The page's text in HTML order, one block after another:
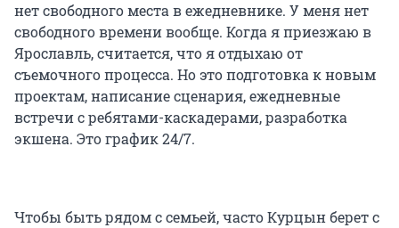
нет свободного места в ежедневнике. У меня нет
свободного времени вообще. Когда я приезжаю в
Ярославль, считается, что я отдыхаю от
съемочного процесса. Но это подготовка к новым
проектам, написание сценария, ежедневные
встречи с ребятами-каскадерами, разработка
экшена. Это график 24/7.
Чтобы быть рядом с семьей, часто Курцын берет с